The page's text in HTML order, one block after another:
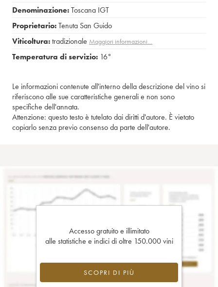
Denominazione:Toscana IGT
Proprietario:Tenuta San Guido
Viticoltura:tradizionale Maggiori informazioni…
Temperatura di servizio: 16°
Le informazioni contenute all'interno della descrizione del vino si
riferiscono alle sue caratteristiche generali e non sono
specifiche dell'annata.
Attenzione: questo testo è tutelato dai diritti d'autore. È vietato
copiarlo senza previo consenso da parte dell'autore.
Accesso gratuito e illimitato
alle statistiche e indici di oltre 150.000 vini
SCOPRI DI PIÙ